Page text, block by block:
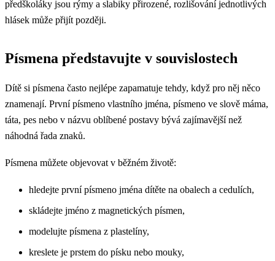
předškoláky jsou rýmy a slabiky přirozené, rozlišování jednotlivých
hlásek může přijít později.
Písmena představujte v souvislostech
Dítě si písmena často nejlépe zapamatuje tehdy, když pro něj něco
znamenají. První písmeno vlastního jména, písmeno ve slově máma,
táta, pes nebo v názvu oblíbené postavy bývá zajímavější než
náhodná řada znaků.
Písmena můžete objevovat v běžném životě:
hledejte první písmeno jména dítěte na obalech a cedulích,
skládejte jméno z magnetických písmen,
modelujte písmena z plastelíny,
kreslete je prstem do písku nebo mouky,